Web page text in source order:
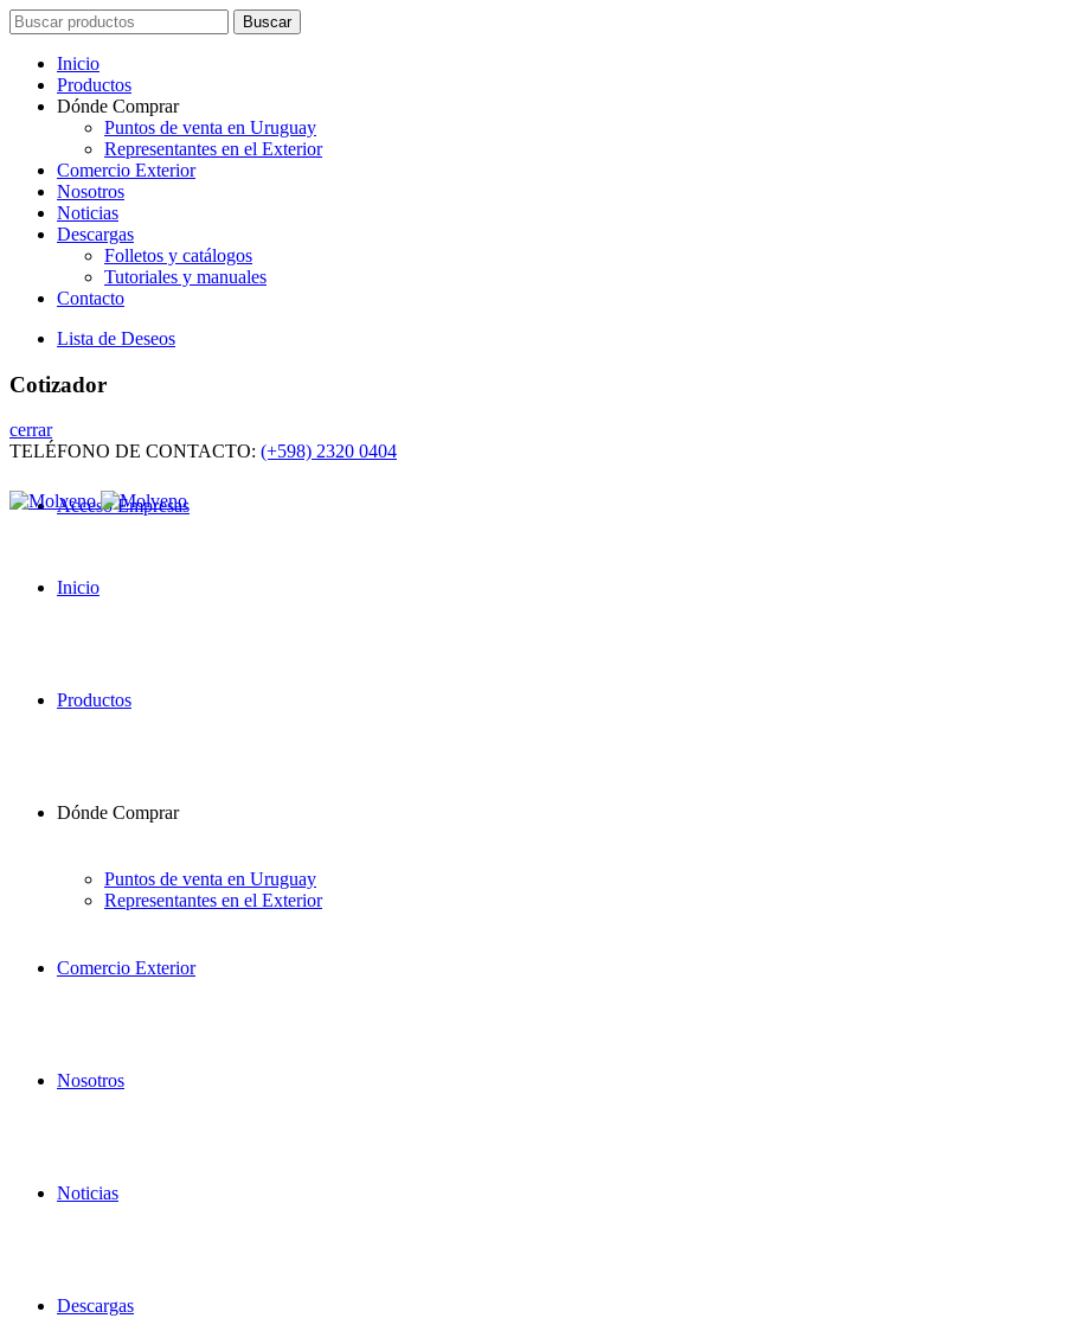
Search
for:
Buscar
Inicio
Productos
Dónde Comprar
Puntos de venta en Uruguay
Representantes en el Exterior
Comercio Exterior
Nosotros
Noticias
Descargas
Folletos y catálogos
Tutoriales y manuales
Contacto
Lista de Deseos
Cotizador
cerrar
TELÉFONO DE CONTACTO: (+598) 2320 0404
Acceso Empresas
Inicio
Productos
Dónde Comprar
Puntos de venta en Uruguay
Representantes en el Exterior
Comercio Exterior
Nosotros
Noticias
Descargas